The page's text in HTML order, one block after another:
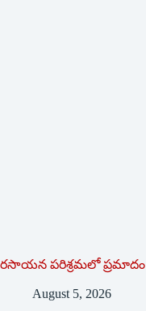
రసాయన పరిశ్రమలో ప్రమాదం
August 5, 2026